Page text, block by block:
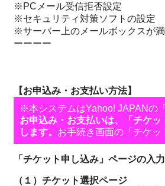
※PCメール受信拒否設定
※セキュリティ対策ソフトの設定
※サーバー上のメールボックスが
ーーーー
【お申込み・お支払い方法】
※本システムはYahoo! JAPANの
お申込み・お支払いは、「チケ
します。 お手続き画面の「チケッ
「チケット申し込み」ページの入
（１）チケット選択ページ